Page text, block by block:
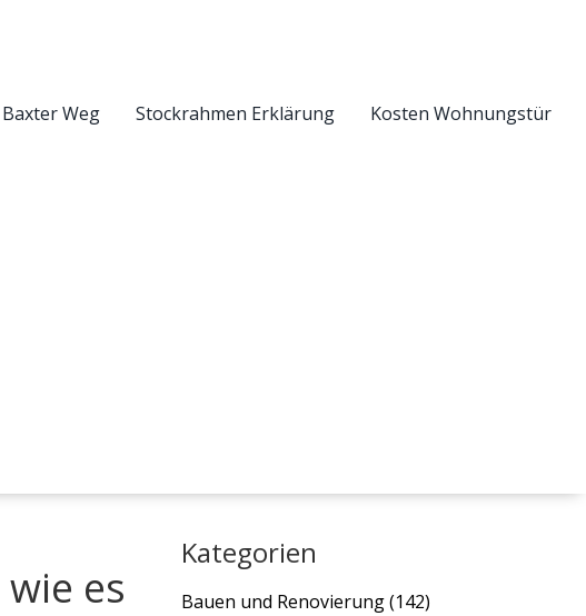
Baxter Weg Stockrahmen Erklärung Kosten Wohnungstür
es
Kategorien
Bauen und Renovierung(142)